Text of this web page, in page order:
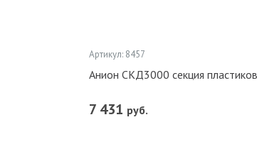
Артикул: 8457
Анион СКД3000 секция
7 431 руб.